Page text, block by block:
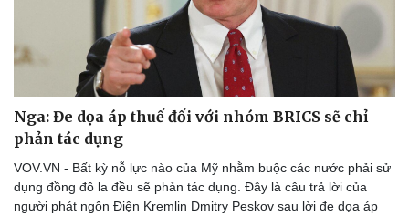
Nga: Đe dọa áp thuế đối với nhóm BRICS sẽ chỉ
phản tác dụng
VOV.VN - Bất kỳ nỗ lực nào của Mỹ nhằm buộc các nước phải sử
dụng đồng đô la đều sẽ phản tác dụng. Đây là câu trả lời của
người phát ngôn Điện Kremlin Dmitry Peskov sau lời đe dọa áp